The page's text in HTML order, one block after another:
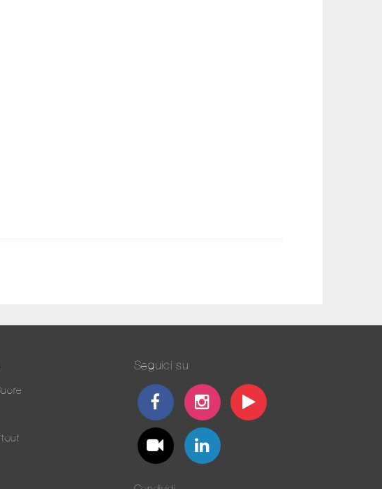
Seguici su